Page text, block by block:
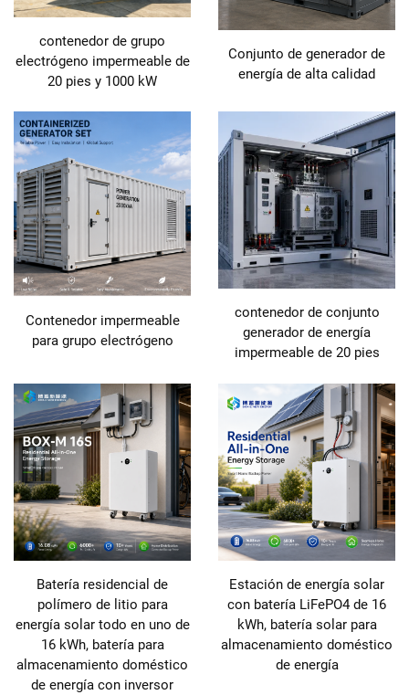
contenedor de grupo
electrógeno impermeable de
20 pies y 1000 kW
Conjunto de generador de
energía de alta calidad
Contenedor impermeable
para grupo electrógeno
contenedor de conjunto
generador de energía
impermeable de 20 pies
Batería residencial de
polímero de litio para
energía solar todo en uno de
16 kWh, batería para
almacenamiento doméstico
de energía con inversor
Estación de energía solar
con batería LiFePO4 de 16
kWh, batería solar para
almacenamiento doméstico
de energía